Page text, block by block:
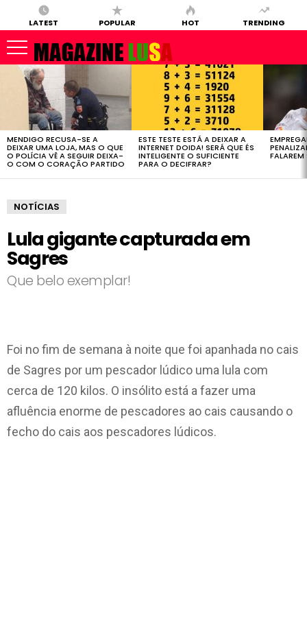
LATEST POPULAR HOT TRENDING
LATEST
STORIES
MENDIGO RECUSA-SE A
DEIXAR UMA LOJA, MAS O QUE
O POLÍCIA VÊ A SEGUIR DEIXA-
O COM O CORAÇÃO PARTIDO
ESTE TESTE ESTÁ A DEIXAR A
INTERNET DOIDA! SERÁ QUE ÉS
INTELIGENTE O SUFICIENTE
PARA O DECIFRAR?
FALAREM
NOTÍCIAS
Lula gigante capturada em
Sagres
Que belo exemplar!
Foi no fim de semana à noite que foi apanhada no cais
de Sagres por um pescador lúdico uma lula com
cerca de 120 kilos. O insólito está a fazer uma
afluência enorme de pescadores ao cais causando o
fecho do cais aos pescadores lúdicos.